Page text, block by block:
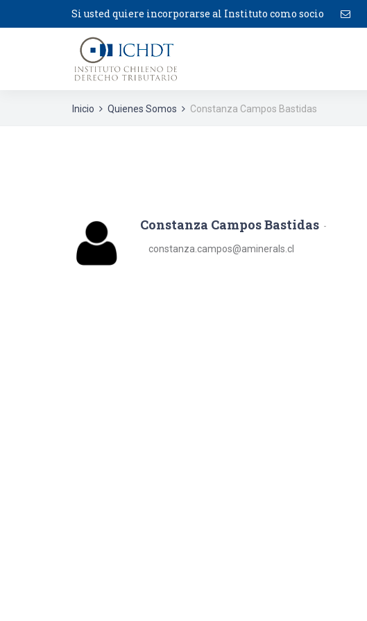
Si usted quiere incorporarse al Instituto como socio
Inicio Quienes Somos Constanza Campos Bastidas
Constanza Campos Bastidas
constanza.campos@aminerals.cl